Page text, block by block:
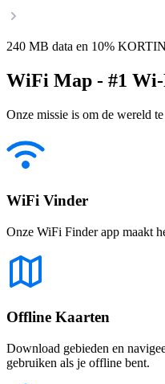
240 MB data en 10%
WiFi Map - #1
Onze missie is om de wereld
WiFi Vinder
Onze WiFi Finder app maakt
Offline Kaarten
Download gebieden en
gebruiken als je offline bent.